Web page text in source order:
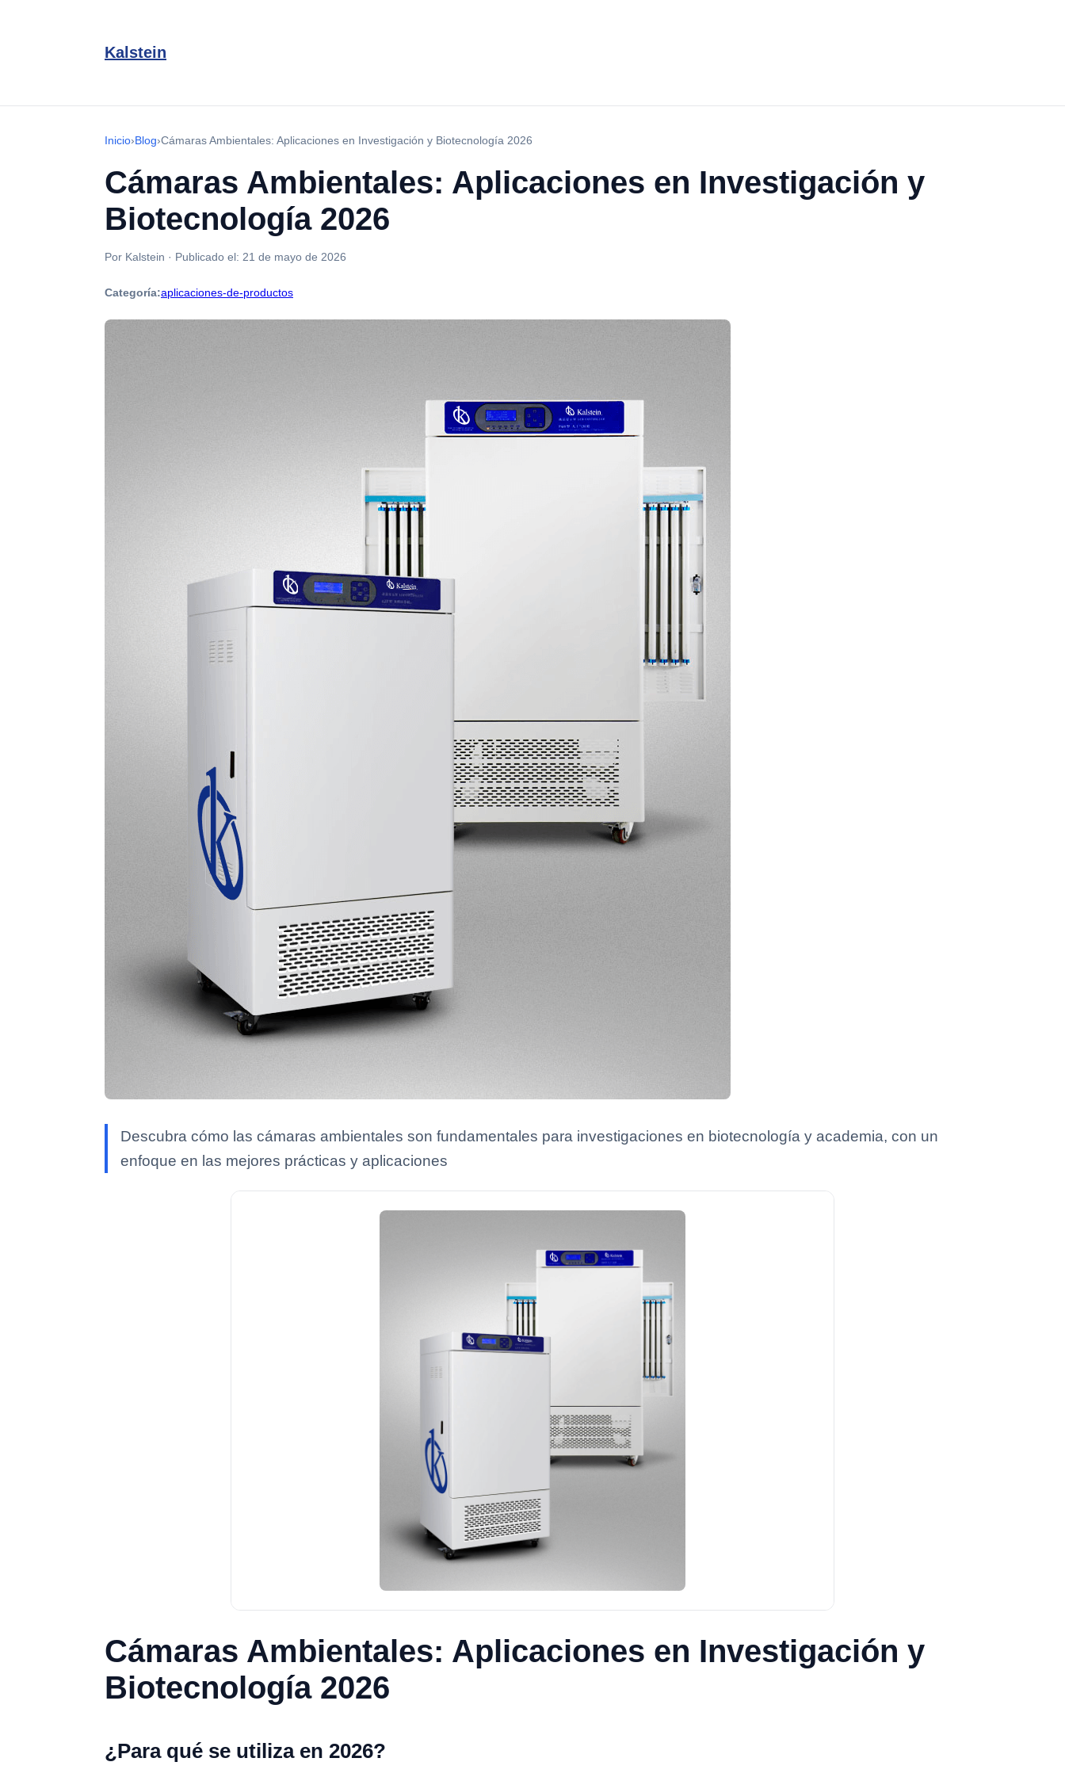
Kalstein
Inicio›Blog›Cámaras Ambientales: Aplicaciones en Investigación y Biotecnología 2026
Cámaras Ambientales: Aplicaciones en Investigación y
Biotecnología 2026
Por Kalstein · Publicado el: 21 de mayo de 2026
Categoría:aplicaciones-de-productos
Descubra cómo las cámaras ambientales son fundamentales para investigaciones en biotecnología y academia, con un
enfoque en las mejores prácticas y aplicaciones
Cámaras Ambientales: Aplicaciones en Investigación y
Biotecnología 2026
¿Para qué se utiliza en 2026?